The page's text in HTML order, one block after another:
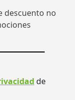
descuento no
de